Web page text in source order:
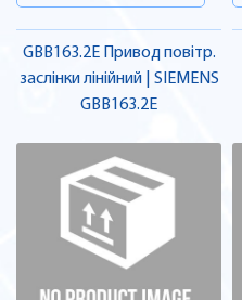
GBB163.2E Привод повітр.
заслінки лінійний | SIEMENS
GBB163.2E